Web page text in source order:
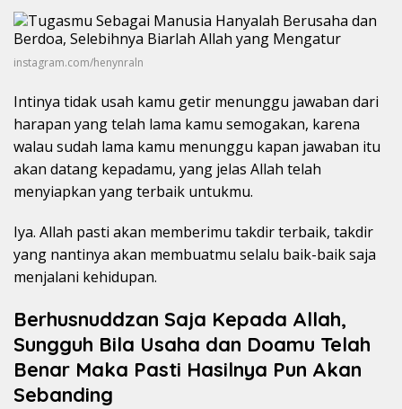
instagram.com/henynraln
Intinya tidak usah kamu getir menunggu jawaban dari
harapan yang telah lama kamu semogakan, karena
walau sudah lama kamu menunggu kapan jawaban itu
akan datang kepadamu, yang jelas Allah telah
menyiapkan yang terbaik untukmu.
Iya. Allah pasti akan memberimu takdir terbaik, takdir
yang nantinya akan membuatmu selalu baik-baik saja
menjalani kehidupan.
Berhusnuddzan Saja Kepada Allah,
Sungguh Bila Usaha dan Doamu Telah
Benar Maka Pasti Hasilnya Pun Akan
Sebanding